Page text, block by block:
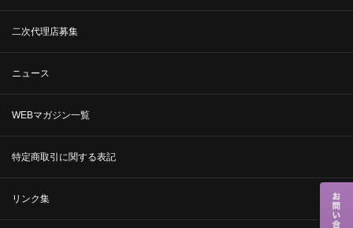
二次代理店募集
ニュース
WEBマガジン一覧
特定商取引に関する表記
リンク集